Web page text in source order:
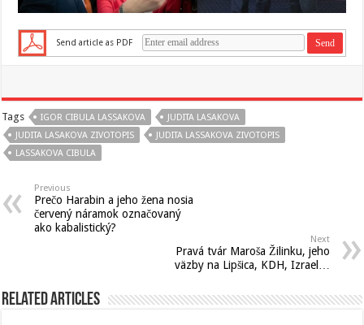
Send article as PDF
Tags IGOR CIBULA LASSAKOVA
JUDITA LASAKOVA
JUDITA LASAKOVA ZIVOTOPIS
JUDITA LASSAKOVA ZIVOTOPIS
LASSAKOVA CIBULA
Previous
Prečo Harabin a jeho žena nosia
červený náramok označovaný
ako kabalistický?
Next
Pravá tvár Maroša Žilinku, jeho
väzby na Lipšica, KDH, Izrael…
Related Articles